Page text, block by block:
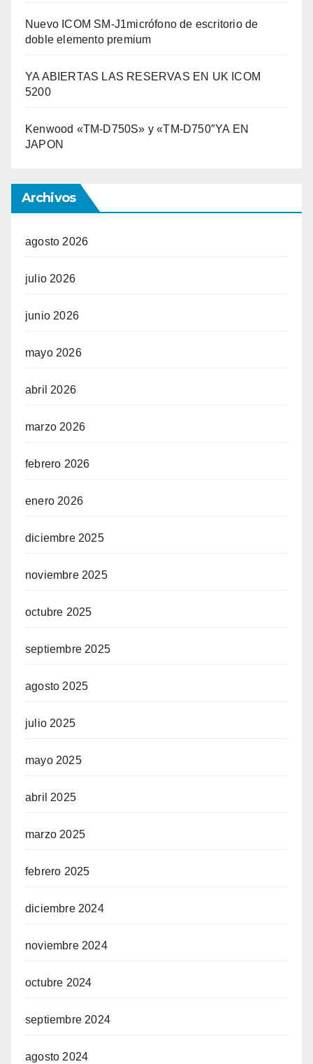
Nuevo ICOM SM-J1micrófono de escritorio de
doble elemento premium
YA ABIERTAS LAS RESERVAS EN UK ICOM
5200
Kenwood «TM-D750S» y «TM-D750″YA EN
JAPON
Archivos
agosto 2026
julio 2026
junio 2026
mayo 2026
abril 2026
marzo 2026
febrero 2026
enero 2026
diciembre 2025
noviembre 2025
octubre 2025
septiembre 2025
agosto 2025
julio 2025
mayo 2025
abril 2025
marzo 2025
febrero 2025
diciembre 2024
noviembre 2024
octubre 2024
septiembre 2024
agosto 2024